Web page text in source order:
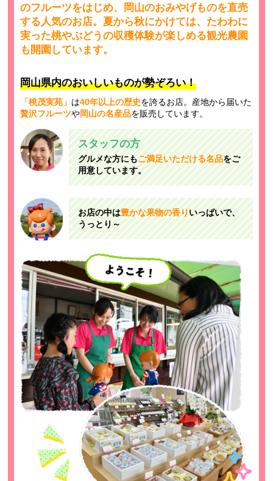
のフルーツをはじめ、岡山のおみやげものを直売
する人気のお店。夏から秋にかけては、たわわに
実った桃やぶどうの収穫体験が楽しめる観光農園
も開園しています。
岡山県内のおいしいものが勢ぞろい！
「桃茂実苑」 は40年以上の歴史を誇るお店。産地から届いた
贅沢フルーツや岡山の名産品を販売しています。
スタッフの方
グルメな方にもご満足いただける名品をご
用意しています。
お店の中は豊かな果物の香りいっぱいで、
うっとり～